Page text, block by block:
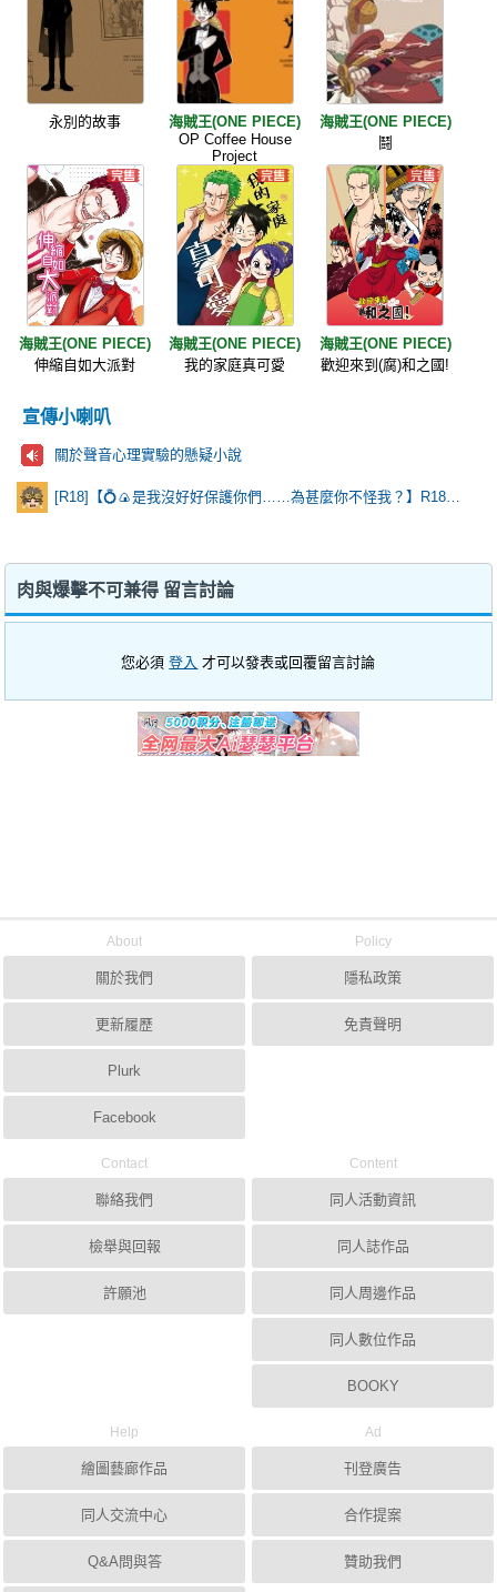
永別的故事
海賊王(ONE PIECE)
OP Coffee House
Project
海賊王(ONE PIECE)
鬪
海賊王(ONE PIECE)
伸縮自如大派對
海賊王(ONE PIECE)
我的家庭真可愛
海賊王(ONE PIECE)
歡迎來到(腐)和之國!
宣傳小喇叭
關於聲音心理實驗的懸疑小說
[R18]【💍🍙是我沒好好保護你們……為甚麼你不怪我？】R18乙棘《Poker Face》* 含本篇劇情
肉與爆擊不可兼得 留言討論
您必須登入 才可以發表或回覆留言討論
About
關於我們
更新履歷
Plurk
Facebook
Policy
隱私政策
免責聲明
Contact
聯絡我們
檢舉與回報
許願池
Content
同人活動資訊
同人誌作品
同人周邊作品
同人數位作品
BOOKY
Help
繪圖藝廊作品
同人交流中心
Q&A問與答
Ad
刊登廣告
合作提案
贊助我們